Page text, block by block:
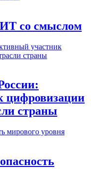
со смыслом
цифровизации
страны